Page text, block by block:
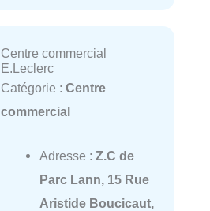
Centre commercial
E.Leclerc
Catégorie : Centre
commercial
Adresse : Z.C de
Parc Lann, 15 Rue
Aristide Boucicaut,